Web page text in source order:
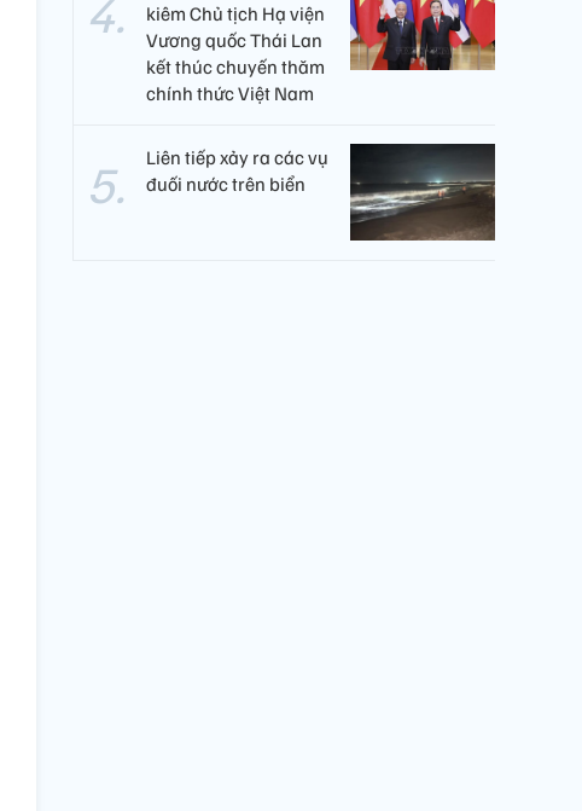
kiêm Chủ tịch Hạ viện
Vương quốc Thái Lan
kết thúc chuyến thăm
chính thức Việt Nam
Liên tiếp xảy ra các vụ
đuối nước trên biển